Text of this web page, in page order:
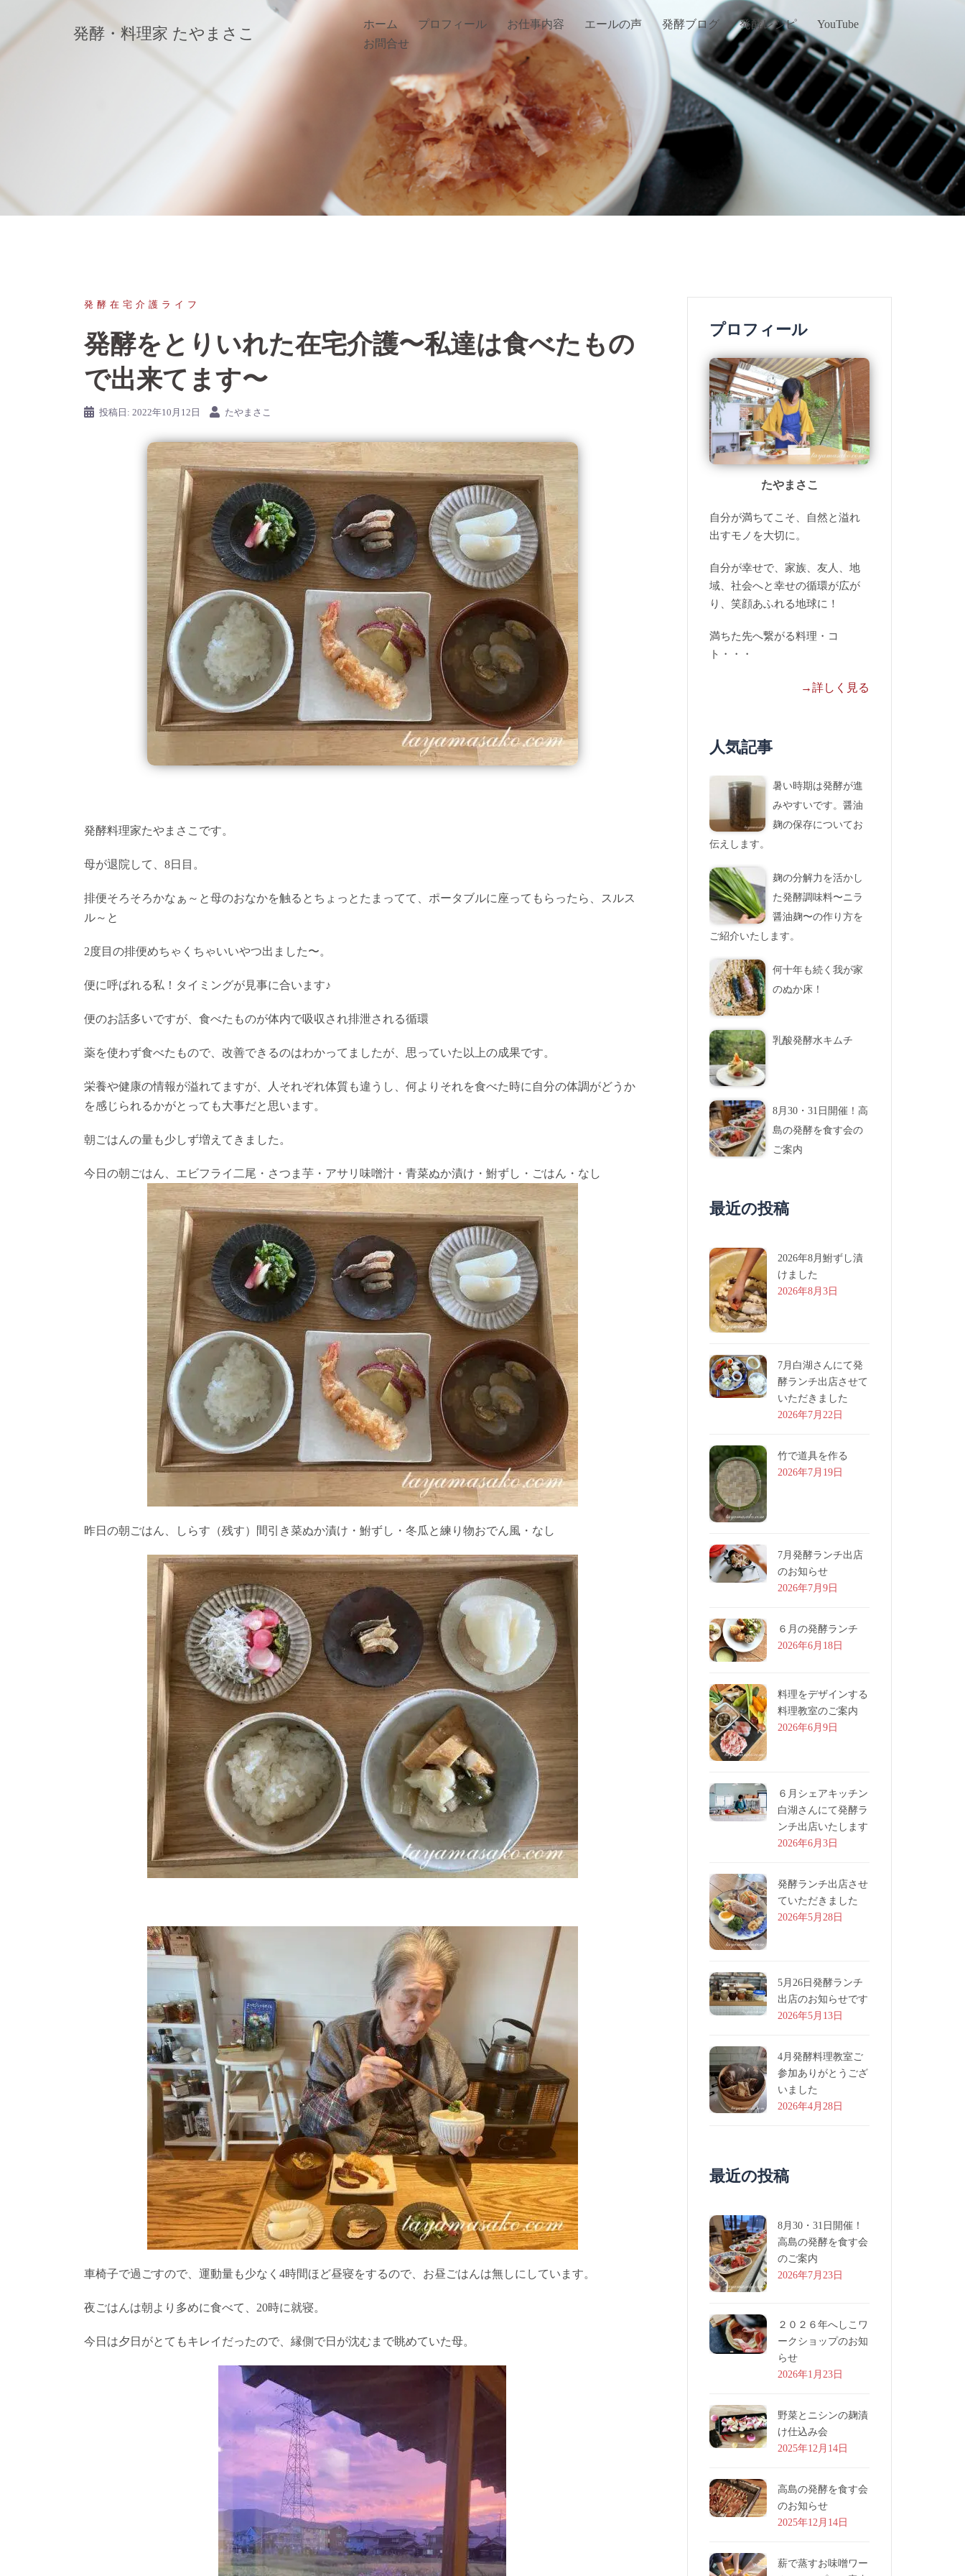
テ
発酵・料理家 たやまさこ
ホーム プロフィール お仕事内容 エールの声 発酵ブログ 発酵レシピ
YouTube
お問合せ
発酵在宅介護ライフ
発酵をとりいれた在宅介護〜私達は食べたもの
で出来てます〜
投稿日: 2022年10月12日 たやまさこ
発酵料理家たやまさこです。
母が退院して、8日目。
排便そろそろかなぁ～と母のおなかを触るとちょっとたまってて、ポータブルに座ってもらったら、スルス
ル～と
2度目の排便めちゃくちゃいいやつ出ました〜。
便に呼ばれる私！タイミングが見事に合います♪
便のお話多いですが、食べたものが体内で吸収され排泄される循環
薬を使わず食べたもので、改善できるのはわかってましたが、思っていた以上の成果です。
栄養や健康の情報が溢れてますが、人それぞれ体質も違うし、何よりそれを食べた時に自分の体調がどうか
を感じられるかがとっても大事だと思います。
朝ごはんの量も少しず増えてきました。
今日の朝ごはん、エビフライ二尾・さつま芋・アサリ味噌汁・青菜ぬか漬け・鮒ずし・ごはん・なし
昨日の朝ごはん、しらす（残す）間引き菜ぬか漬け・鮒ずし・冬瓜と練り物おでん風・なし
車椅子で過ごすので、運動量も少なく4時間ほど昼寝をするので、お昼ごはんは無しにしています。
夜ごはんは朝より多めに食べて、20時に就寝。
今日は夕日がとてもキレイだったので、縁側で日が沈むまで眺めていた母。
プロフィール
たやまさこ
自分が満ちてこそ、自然と溢れ
出すモノを大切に。
自分が幸せで、家族、友人、地
域、社会へと幸せの循環が広が
り、笑顔あふれる地球に！
満ちた先へ繋がる料理・コ
ト・・・
→詳しく見る
人気記事
暑い時期は発酵が進
みやすいです。醤油
麹の保存についてお
伝えします。
麹の分解力を活かし
た発酵調味料〜ニラ
醤油麹〜の作り方を
ご紹介いたします。
何十年も続く我が家
のぬか床！
乳酸発酵水キムチ
8月30・31日開催！高
島の発酵を食す会の
ご案内
最近の投稿
2026年8月鮒ずし漬
けました
2026年8月3日
7月白湖さんにて発
酵ランチ出店させて
いただきました
2026年7月22日
竹で道具を作る
2026年7月19日
7月発酵ランチ出店
のお知らせ
2026年7月9日
６月の発酵ランチ
2026年6月18日
料理をデザインする
料理教室のご案内
2026年6月9日
６月シェアキッチン
白湖さんにて発酵ラ
ンチ出店いたします
2026年6月3日
発酵ランチ出店させ
ていただきました
2026年5月28日
5月26日発酵ランチ
出店のお知らせです
2026年5月13日
4月発酵料理教室ご
参加ありがとうござ
いました
2026年4月28日
最近の投稿
8月30・31日開催！
高島の発酵を食す会
のご案内
2026年7月23日
２０２６年へしこワ
ークショップのお知
らせ
2026年1月23日
野菜とニシンの麹漬
け仕込み会
2025年12月14日
高島の発酵を食す会
のお知らせ
2025年12月14日
薪で蒸すお味噌ワー